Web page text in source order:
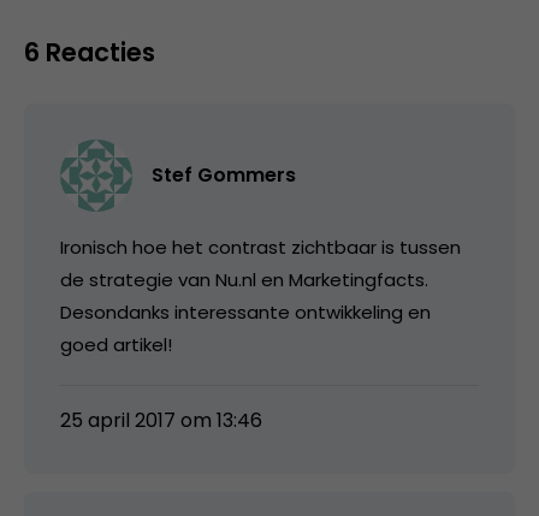
6 Reacties
Stef Gommers
Ironisch hoe het contrast zichtbaar is tussen
de strategie van Nu.nl en Marketingfacts.
Desondanks interessante ontwikkeling en
goed artikel!
25 april 2017 om 13:46